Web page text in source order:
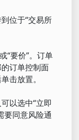
位于“交易所
“要价”。订单
订单控制面
击放置。
以选中“立即
要同意风险通